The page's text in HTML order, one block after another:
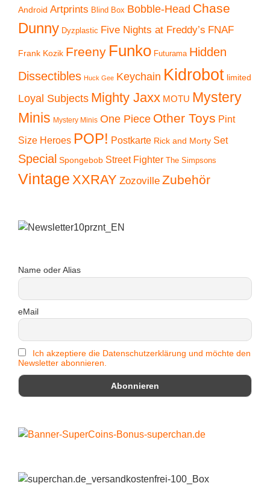
Android Artprints Blind Box Bobble-Head Chase
Dunny Dyzplastic Five Nights at Freddy’s FNAF
Frank Kozik Freeny Funko Futurama Hidden
Dissectibles Huck Gee Keychain Kidrobot limited
Loyal Subjects Mighty Jaxx MOTU Mystery
Minis Mystery Minis One Piece Other Toys Pint
Size Heroes POP! Postkarte Rick and Morty Set
Special Spongebob Street Fighter The Simpsons
Vintage XXRAY Zozoville Zubehör
Name oder Alias
eMail
Ich akzeptiere die Datenschutzerklärung und möchte den
Newsletter abonnieren.